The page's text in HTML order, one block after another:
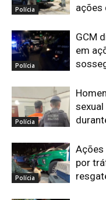
Polícia
ações
Polícia
GCM
em
Polícia
Polícia
Ações
por